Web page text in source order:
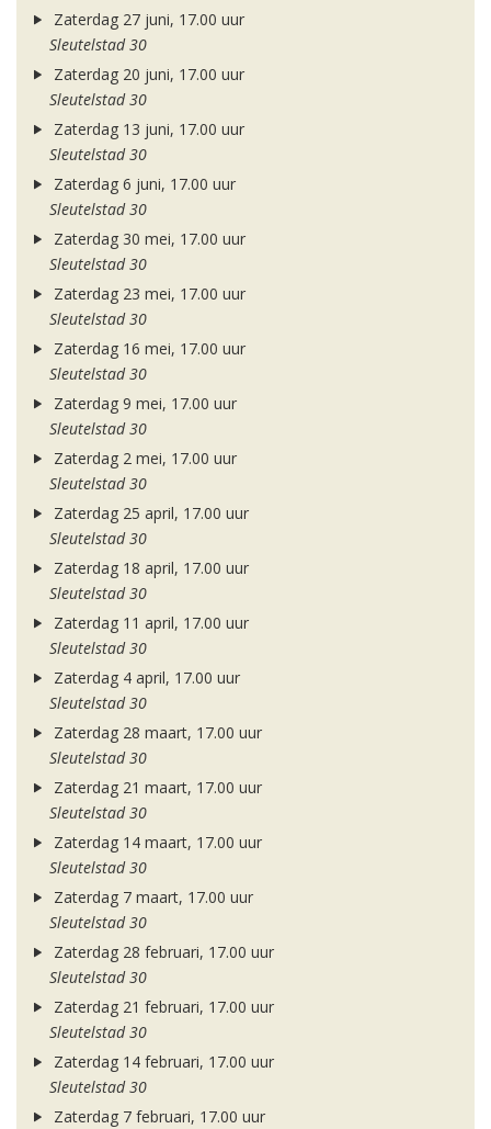
Zaterdag 27 juni, 17.00 uur
Sleutelstad 30
Zaterdag 20 juni, 17.00 uur
Sleutelstad 30
Zaterdag 13 juni, 17.00 uur
Sleutelstad 30
Zaterdag 6 juni, 17.00 uur
Sleutelstad 30
Zaterdag 30 mei, 17.00 uur
Sleutelstad 30
Zaterdag 23 mei, 17.00 uur
Sleutelstad 30
Zaterdag 16 mei, 17.00 uur
Sleutelstad 30
Zaterdag 9 mei, 17.00 uur
Sleutelstad 30
Zaterdag 2 mei, 17.00 uur
Sleutelstad 30
Zaterdag 25 april, 17.00 uur
Sleutelstad 30
Zaterdag 18 april, 17.00 uur
Sleutelstad 30
Zaterdag 11 april, 17.00 uur
Sleutelstad 30
Zaterdag 4 april, 17.00 uur
Sleutelstad 30
Zaterdag 28 maart, 17.00 uur
Sleutelstad 30
Zaterdag 21 maart, 17.00 uur
Sleutelstad 30
Zaterdag 14 maart, 17.00 uur
Sleutelstad 30
Zaterdag 7 maart, 17.00 uur
Sleutelstad 30
Zaterdag 28 februari, 17.00 uur
Sleutelstad 30
Zaterdag 21 februari, 17.00 uur
Sleutelstad 30
Zaterdag 14 februari, 17.00 uur
Sleutelstad 30
Zaterdag 7 februari, 17.00 uur